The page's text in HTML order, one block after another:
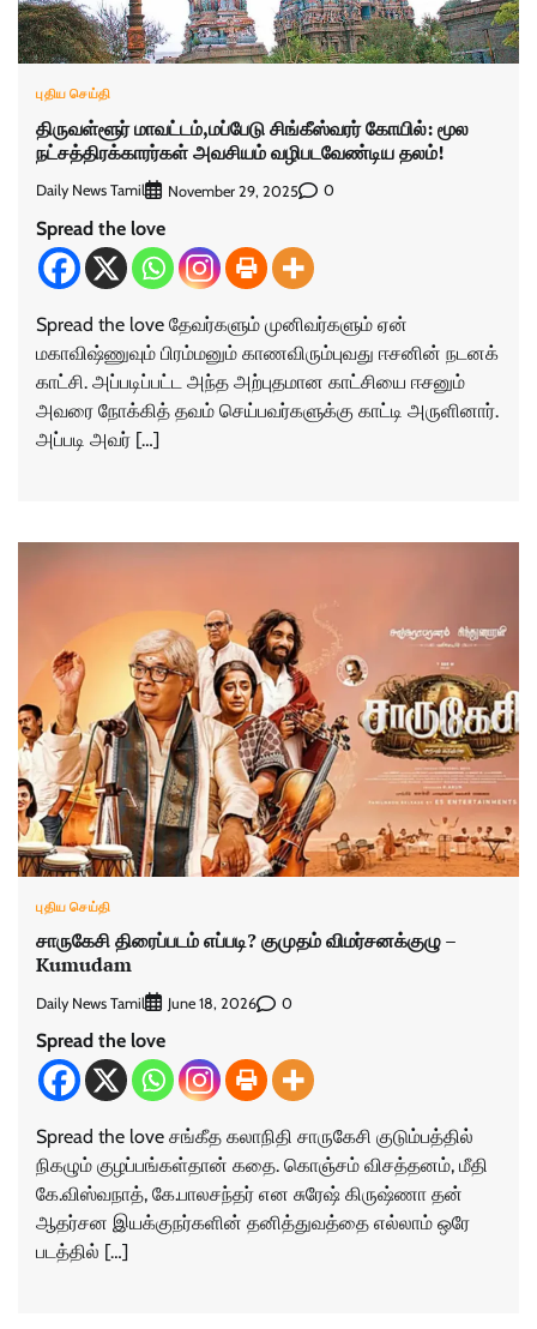
புதிய செய்தி
திருவள்ளூர் மாவட்டம்,மப்பேடு சிங்கீஸ்வரர் கோயில்: மூல
நட்சத்திரக்காரர்கள் அவசியம் வழிபடவேண்டிய தலம்!
Daily News Tamil November 29, 2025 0
Spread the love
Spread the love தேவர்களும் முனிவர்களும் ஏன்
மகாவிஷ்ணுவும் பிரம்மனும் காணவிரும்புவது ஈசனின் நடனக்
காட்சி. அப்படிப்பட்ட அந்த அற்புதமான காட்சியை ஈசனும்
அவரை நோக்கித் தவம் செய்பவர்களுக்கு காட்டி அருளினார்.
அப்படி அவர் […]
புதிய செய்தி
சாருகேசி திரைப்படம் எப்படி? குமுதம் விமர்சனக்குழு –
Kumudam
Daily News Tamil June 18, 2026 0
Spread the love
Spread the love சங்கீத கலாநிதி சாருகேசி குடும்பத்தில்
நிகழும் குழப்பங்கள்தான் கதை. கொஞ்சம் விசத்தனம், மீதி
கே.விஸ்வநாத், கே.பாலசந்தர் என சுரேஷ் கிருஷ்ணா தன்
ஆதர்சன இயக்குநர்களின் தனித்துவத்தை எல்லாம் ஒரே
படத்தில் […]